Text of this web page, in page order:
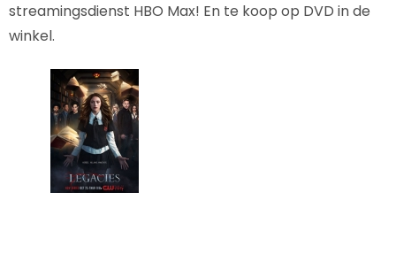
streamingsdienst HBO Max! En te koop op DVD in de
winkel.